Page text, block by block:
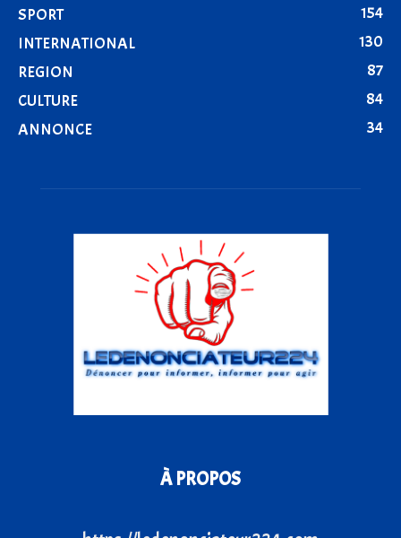
SPORT
154
INTERNATIONAL
130
REGION
87
CULTURE
84
ANNONCE
34
À PROPOS